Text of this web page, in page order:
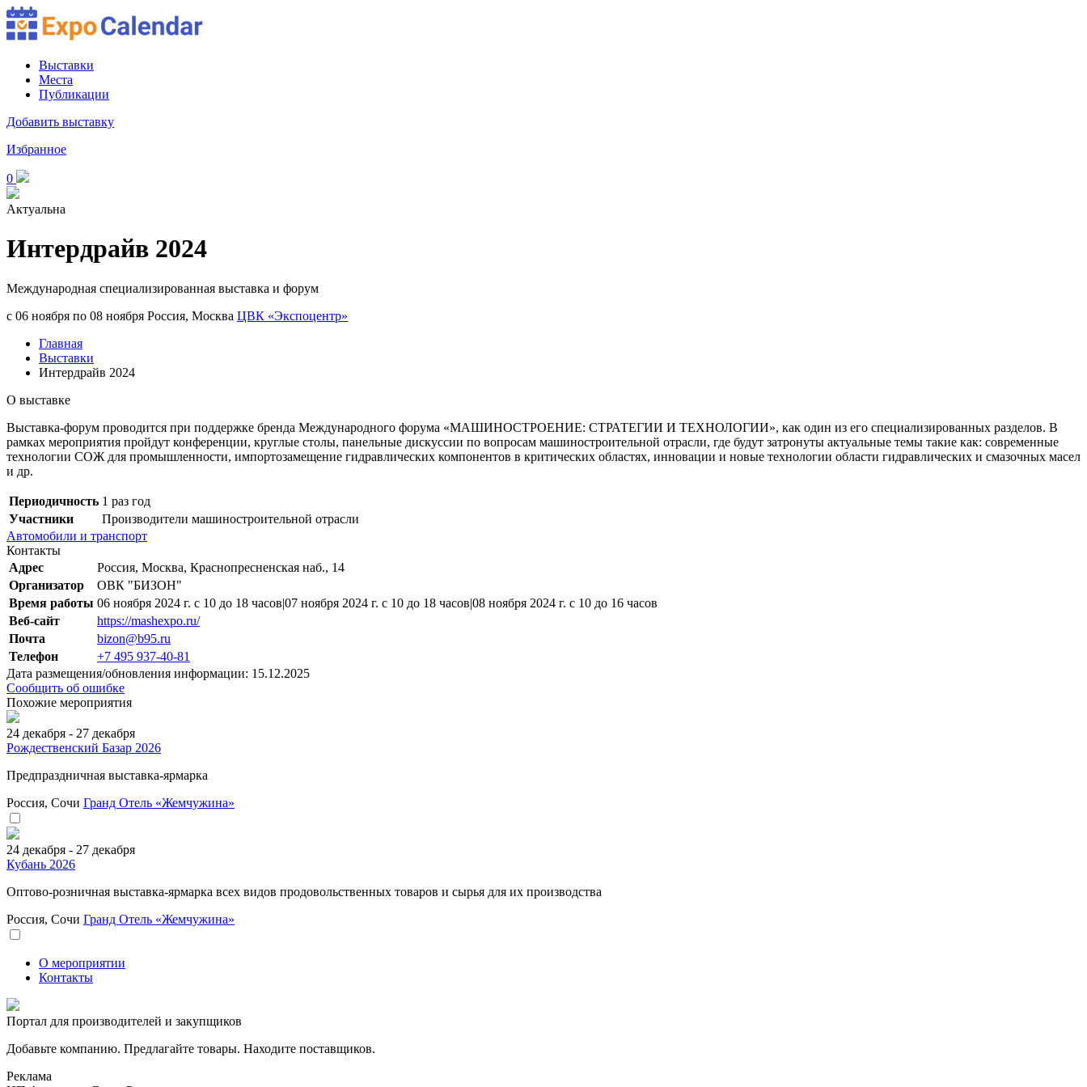
Выставки
Места
Публикации
Добавить выставку
Избранное
0
Актуальна
Интердрайв 2024
Международная специализированная выставка и форум
с 06 ноября по 08 ноября Россия, Москва ЦВК «Экспоцентр»
Главная
Выставки
Интердрайв 2024
О выставке
Выставка-форум проводится при поддержке бренда Международного форума «МАШИНОСТРОЕНИЕ: СТРАТЕГИИ И ТЕХНОЛОГИИ», как один из его специализированных разделов. В
рамках мероприятия пройдут конференции, круглые столы, панельные дискуссии по вопросам машиностроительной отрасли, где будут затронуты актуальные темы такие как: современные
технологии СОЖ для промышленности, импортозамещение гидравлических компонентов в критических областях, инновации и новые технологии области гидравлических и смазочных масел
и др.
Периодичность 1 раз год
Участники
Производители машиностроительной отрасли
Автомобили и транспорт
Контакты
Адрес
Россия, Москва, Краснопресненская наб., 14
Организатор
ОВК "БИЗОН"
Время работы 06 ноября 2024 г. с 10 до 18 часов|07 ноября 2024 г. с 10 до 18 часов|08 ноября 2024 г. с 10 до 16 часов
Веб-сайт
https://mashexpo.ru/
Почта
bizon@b95.ru
Телефон
+7 495 937-40-81
Дата размещения/обновления информации: 15.12.2025
Сообщить об ошибке
Похожие мероприятия
24 декабря - 27 декабря
Рождественский Базар 2026
Предпраздничная выставка-ярмарка
Россия, Сочи Гранд Отель «Жемчужина»
24 декабря - 27 декабря
Кубань 2026
Оптово-розничная выставка-ярмарка всех видов продовольственных товаров и сырья для их производства
Россия, Сочи Гранд Отель «Жемчужина»
О мероприятии
Контакты
Портал для производителей и закупщиков
Добавьте компанию. Предлагайте товары. Находите поставщиков.
Реклама